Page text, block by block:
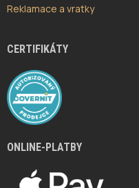
Reklamace a vratky
CERTIFIKÁTY
ONLINE-PLATBY